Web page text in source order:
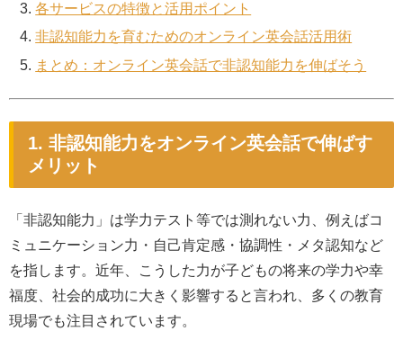
各サービスの特徴と活用ポイント
非認知能力を育むためのオンライン英会話活用術
まとめ：オンライン英会話で非認知能力を伸ばそう
1. 非認知能力をオンライン英会話で伸ばす
メリット
「非認知能力」は学力テスト等では測れない力、例えばコ
ミュニケーション力・自己肯定感・協調性・メタ認知など
を指します。近年、こうした力が子どもの将来の学力や幸
福度、社会的成功に大きく影響すると言われ、多くの教育
現場でも注目されています。